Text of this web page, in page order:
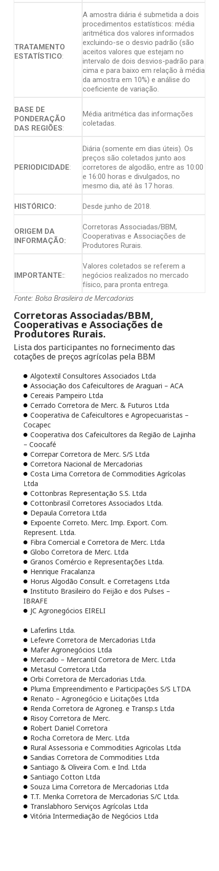
TRATAMENTO
ESTATÍSTICO:
A amostra diária é submetida a dois
procedimentos estatísticos: média
aritmética dos valores informados
excluindo-se o desvio padrão (são
aceitos valores que estejam no
intervalo de dois desvios-padrão para
cima e para baixo em relação à média
da amostra em 10%) e análise do
coeficiente de variação.
BASE DE
PONDERAÇÃO
DAS REGIÕES:
Média aritmética das informações
coletadas.
PERIODICIDADE:
Diária (somente em dias úteis). Os
preços são coletados junto aos
corretores de algodão, entre as 10:00
e 16:00 horas e divulgados, no
mesmo dia, até às 17 horas.
HISTÓRICO: Desde junho de 2018.
ORIGEM DA
INFORMAÇÃO:
Corretoras Associadas/BBM,
Cooperativas e Associações de
Produtores Rurais.
IMPORTANTE::
Valores coletados se referem a
negócios realizados no mercado
físico, para pronta entrega.
Fonte: Bolsa Brasileira de Mercadorias
Corretoras Associadas/BBM,
Cooperativas e Associações de
Produtores Rurais.
Lista dos participantes no fornecimento das
cotações de preços agrícolas pela BBM
Algotextil Consultores Associados Ltda
Associação dos Cafeicultores de Araguari – ACA
Cereais Pampeiro Ltda
Cerrado Corretora de Merc. & Futuros Ltda
Cooperativa de Cafeicultores e Agropecuaristas –
Cocapec
Cooperativa dos Cafeicultores da Região de Lajinha
– Coocafé
Correpar Corretora de Merc. S/S Ltda
Corretora Nacional de Mercadorias
Costa Lima Corretora de Commodities Agrícolas
Ltda
Cottonbras Representação S.S. Ltda
Cottonbrasil Corretores Associados Ltda.
Depaula Corretora Ltda
Expoente Correto. Merc. Imp. Export. Com.
Represent. Ltda.
Fibra Comercial e Corretora de Merc. Ltda
Globo Corretora de Merc. Ltda
Granos Comércio e Representações Ltda.
Henrique Fracalanza
Horus Algodão Consult. e Corretagens Ltda
Instituto Brasileiro do Feijão e dos Pulses –
IBRAFE
JC Agronegócios EIRELI
Laferlins Ltda.
Lefevre Corretora de Mercadorias Ltda
Mafer Agronegócios Ltda
Mercado – Mercantil Corretora de Merc. Ltda
Metasul Corretora Ltda
Orbi Corretora de Mercadorias Ltda.
Pluma Empreendimento e Participações S/S LTDA
Renato – Agronegócio e Licitações Ltda
Renda Corretora de Agroneg. e Transp.s Ltda
Risoy Corretora de Merc.
Robert Daniel Corretora
Rocha Corretora de Merc. Ltda
Rural Assessoria e Commodities Agricolas Ltda
Sandias Corretora de Commodities Ltda
Santiago & Oliveira Com. e Ind. Ltda
Santiago Cotton Ltda
Souza Lima Corretora de Mercadorias Ltda
T.T. Menka Corretora de Mercadorias S/C Ltda.
Translabhoro Serviços Agrícolas Ltda
Vitória Intermediação de Negócios Ltda